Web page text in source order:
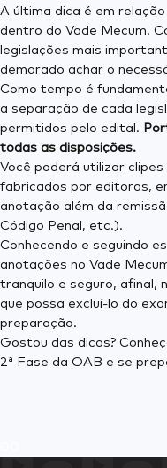
A última dica é em
dentro do Vade Mecum.
legislações mais
demorado achar o
Como tempo é
a separação de cada
permitidos pelo edital.
todas as disposições.
Você poderá utilizar
fabricados por editoras,
anotação além da
Código Penal, etc.).
Conhecendo e seguindo
anotações no Vade
tranquilo e seguro, afinal,
que possa excluí-lo do
preparação.
Gostou das dicas?
2ª Fase da OAB e se